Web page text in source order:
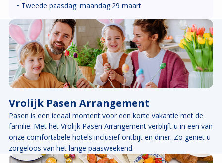
• Tweede paasdag: maandag 29 maart
Vrolijk Pasen Arrangement
Pasen is een ideaal moment voor een korte vakantie met de
familie. Met het Vrolijk Pasen Arrangement verblijft u in een van
onze comfortabele hotels inclusief ontbijt en diner. Zo geniet u
zorgeloos van het lange paasweekend.